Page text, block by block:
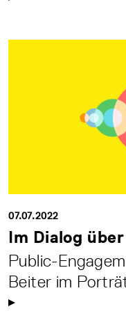
07.07.2022
Im Dialog
Public-
Beiter im